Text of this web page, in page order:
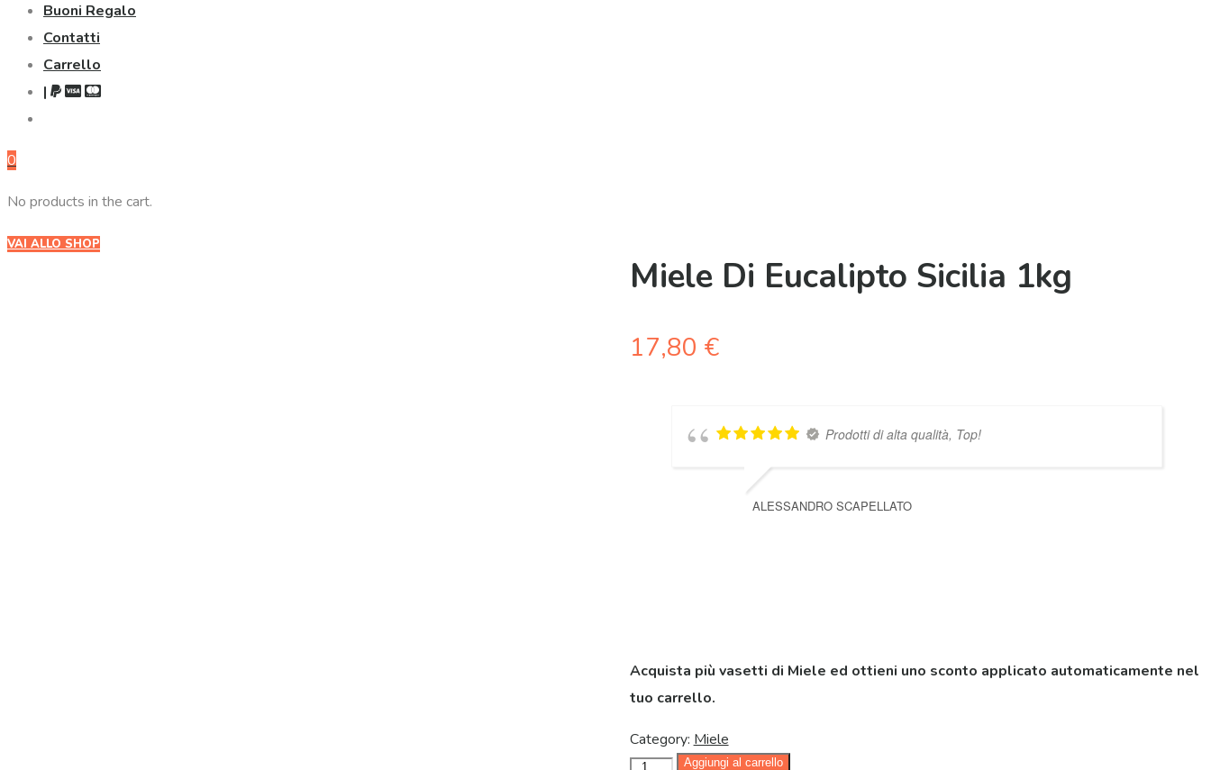
Buoni Regalo
Contatti
Carrello
|
0
No products in the cart.
VAI ALLO SHOP
Miele Di Eucalipto Sicilia 1kg
17,80 €
Prodotti di alta qualità, Top!
ALESSANDRO SCAPELLATO
Acquista più vasetti di Miele ed ottieni uno sconto applicato automaticamente nel
tuo carrello.
Category: Miele
Aggiungi al carrello